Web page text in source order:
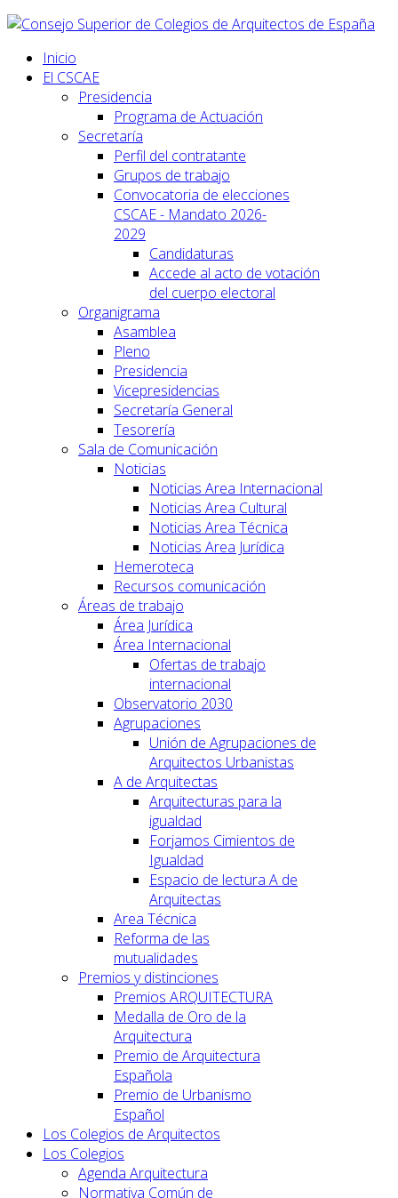
Inicio
El CSCAE
Presidencia
Programa de Actuación
Secretaría
Perfil del contratante
Grupos de trabajo
Convocatoria de elecciones
CSCAE - Mandato 2026-
2029
Candidaturas
Accede al acto de votación
del cuerpo electoral
Organigrama
Asamblea
Pleno
Presidencia
Vicepresidencias
Secretaría General
Tesorería
Sala de Comunicación
Noticias
Noticias Area Internacional
Noticias Area Cultural
Noticias Area Técnica
Noticias Area Jurídica
Hemeroteca
Recursos comunicación
Áreas de trabajo
Área Jurídica
Área Internacional
Ofertas de trabajo
internacional
Observatorio 2030
Agrupaciones
Unión de Agrupaciones de
Arquitectos Urbanistas
A de Arquitectas
Arquitecturas para la
igualdad
Forjamos Cimientos de
Igualdad
Espacio de lectura A de
Arquitectas
Area Técnica
Reforma de las
mutualidades
Premios y distinciones
Premios ARQUITECTURA
Medalla de Oro de la
Arquitectura
Premio de Arquitectura
Española
Premio de Urbanismo
Español
Los Colegios de Arquitectos
Los Colegios
Agenda Arquitectura
Normativa Común de